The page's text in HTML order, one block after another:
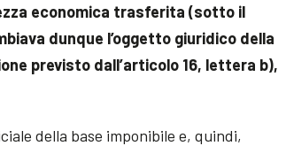
economica trasferita (sotto il
dunque l’oggetto giuridico della
previsto dall’articolo 16, lettera b),
della base imponibile e, quindi,